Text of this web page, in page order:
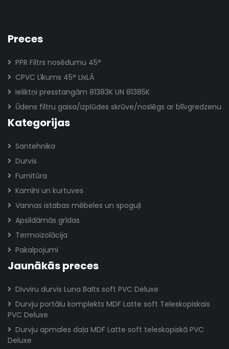
Preces
PPR Filtrs nosēdumu 45°
CPVC Līkums 45° LIxLĀ
Ieliktņi presstangām 81383K UN 81385K
Ūdens filtru gaisa/izplūdes skrūve/noslēgs ar blīvgredzenu
Kategorijas
Santehnika
Durvis
Furnitūra
Kamīni un kurtuves
Vannas istabas mēbeles un spoguļi
Apsildāmās grīdas
Termoizolācija
Pakalpojumi
Jaunākās preces
Divviru durvis Luna Balts soft PVC Deluxe
Durvju portālu komplekts MDF Latte soft Teleskopiskais
PVC Deluxe
Durvju apmales daļa MDF Latte soft teleskopiskā PVC
Deluxe